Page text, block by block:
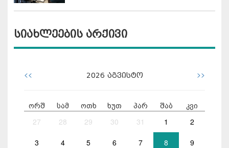
სიახლეების არქივი
<< 2026 აგვისტო >>
ორშ სამ ოთხ ხუთ პარ შაბ კვი
27 28 29 30 31 1 2
3 4 5 6 7 8 9